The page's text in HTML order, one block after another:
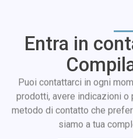
Entra in
Puoi contattarci in ogni
prodotti, avere indicazioni
metodo di contatto che
siamo a tua